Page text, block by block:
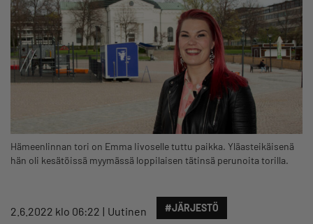
Hämeenlinnan tori on Emma Iivoselle tuttu paikka. Yläasteikäisenä
hän oli kesätöissä myymässä loppilaisen tätinsä perunoita torilla.
2.6.2022 klo 06:22 Uutinen #JÄRJESTÖ